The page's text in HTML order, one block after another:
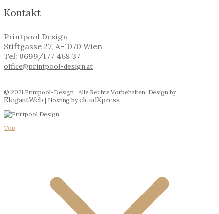
Kontakt
Printpool Design
Stiftgasse 27, A-1070 Wien
Tel: 0699/177 468 37
office@printpool-design.at
© 2021 Printpool-Design . Alle Rechte Vorbehalten. Design by
ElegantWeb | Hosting by cloudXpress
Top